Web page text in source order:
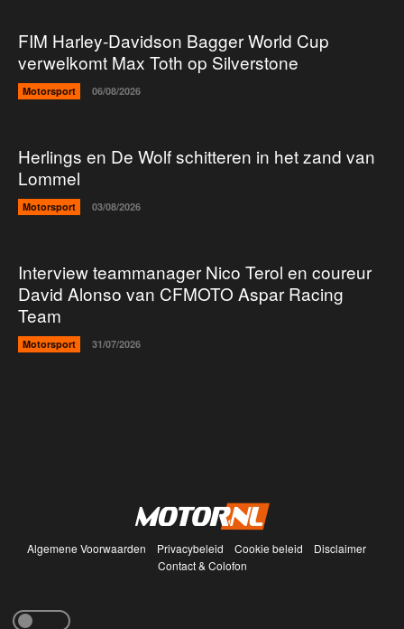
FIM Harley-Davidson Bagger World Cup
verwelkomt Max Toth op Silverstone
Motorsport 06/08/2026
Herlings en De Wolf schitteren in het zand van
Lommel
Motorsport 03/08/2026
Interview teammanager Nico Terol en coureur
David Alonso van CFMOTO Aspar Racing
Team
Motorsport 31/07/2026
Algemene Voorwaarden Privacybeleid Cookie beleid
Disclaimer
Contact & Colofon